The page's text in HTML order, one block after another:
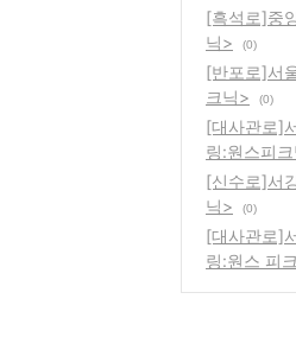
[흑석로]중
닉>
(0)
[반포로]서
크닉>
(0)
[대사관로]
링:원스피
[신수로]서
닉>
(0)
[대사관로]
링:원스 피